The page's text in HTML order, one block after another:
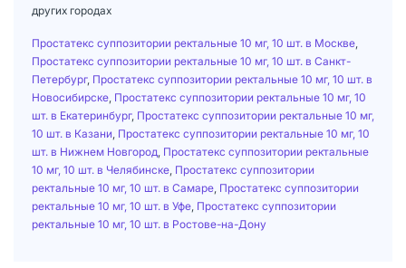
других городах
Простатекс суппозитории ректальные 10 мг, 10 шт. в Москве
Простатекс суппозитории ректальные 10 мг, 10 шт. в Санкт-
Петербург, Простатекс суппозитории ректальные 10 мг, 10 шт. в
Новосибирске Простатекс суппозитории ректальные 10 мг, 10
шт. в Екатеринбург, Простатекс суппозитории ректальные 10 мг,
10 шт. в Казани Простатекс суппозитории ректальные 10 мг, 10
шт. в Нижнем Новгород Простатекс суппозитории ректальные
10 мг, 10 шт. в Челябинске Простатекс суппозитории
ректальные 10 мг, 10 шт. в Самаре Простатекс суппозитории
ректальные 10 мг, 10 шт. в Уфе Простатекс суппозитории
ректальные 10 мг, 10 шт. в Ростове-на-Дону